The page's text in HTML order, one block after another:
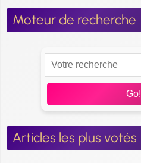
Moteur de recherche
Go!
Articles les plus votés